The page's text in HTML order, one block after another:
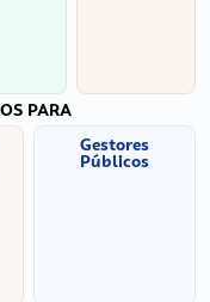
PARA
Gestores
Públicos